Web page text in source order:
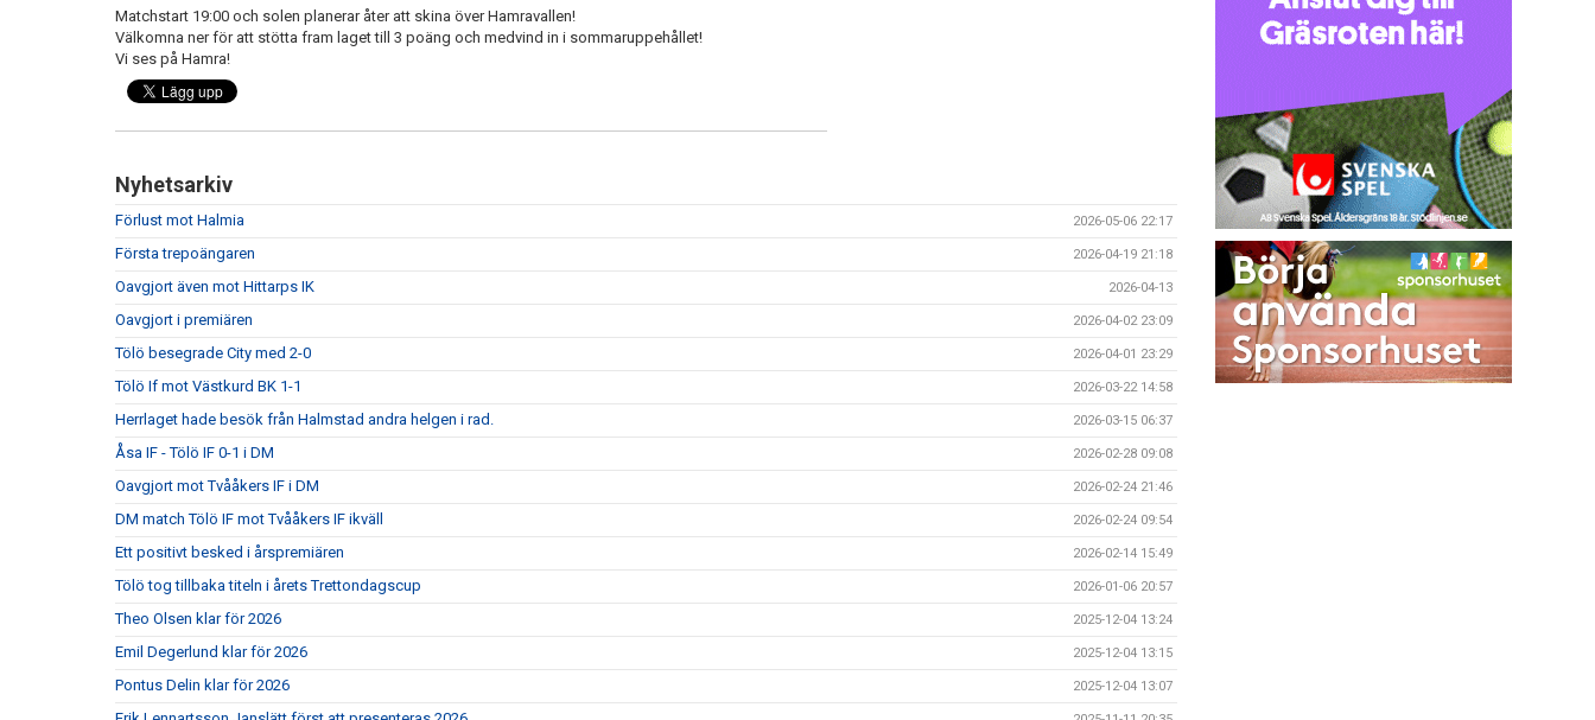
Matchstart 19:00 och solen planerar åter att skina över Hamravallen!
Välkomna ner för att stötta fram laget till 3 poäng och medvind in i sommaruppehållet!
Vi ses på Hamra!
Nyhetsarkiv
Förlust mot Halmia 2026-05-06 22:17
Första trepoängaren 2026-04-19 21:18
Oavgjort även mot Hittarps IK 2026-04-13
Oavgjort i premiären 2026-04-02 23:09
Tölö besegrade City med 2-0 2026-04-01 23:29
Tölö If mot Västkurd BK 1-1 2026-03-22 14:58
Herrlaget hade besök från Halmstad andra helgen i rad. 2026-03-15 06:37
Åsa IF - Tölö IF 0-1 i DM 2026-02-28 09:08
Oavgjort mot Tvååkers IF i DM 2026-02-24 21:46
DM match Tölö IF mot Tvååkers IF ikväll 2026-02-24 09:54
Ett positivt besked i årspremiären 2026-02-14 15:49
Tölö tog tillbaka titeln i årets Trettondagscup 2026-01-06 20:57
Theo Olsen klar för 2026 2025-12-04 13:24
Emil Degerlund klar för 2026 2025-12-04 13:15
Pontus Delin klar för 2026 2025-12-04 13:07